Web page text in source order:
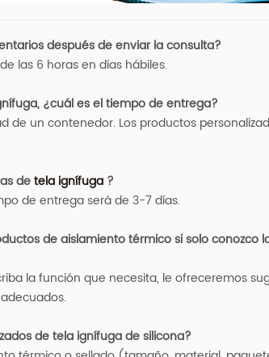
después de enviar la consulta?
las 6 horas en días hábiles.
¿cuál es el tiempo de entrega?
de un contenedor. Los productos
detela ignífuga?
de entrega será de 3-7 días.
de aislamiento térmico si solo conozco
la función que necesita, le ofreceremos
de tela ignífuga de silicona?